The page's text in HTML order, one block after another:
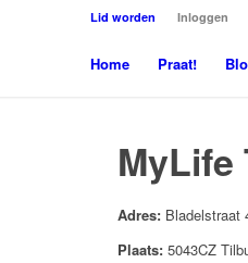
Lid worden Inloggen
Home Praat!
Adres: Bladelstraat
Plaats: 5043CZ